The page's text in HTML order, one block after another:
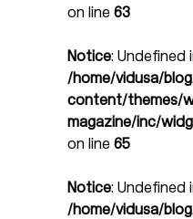
on line 63
Notice: Undefined
/home/vidusa/
content/themes/
magazine/inc/
on line 65
Notice: Undefined
/home/vidusa/